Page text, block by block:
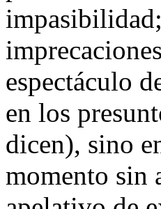
espectáculo
en los
dicen), sino
momento sin